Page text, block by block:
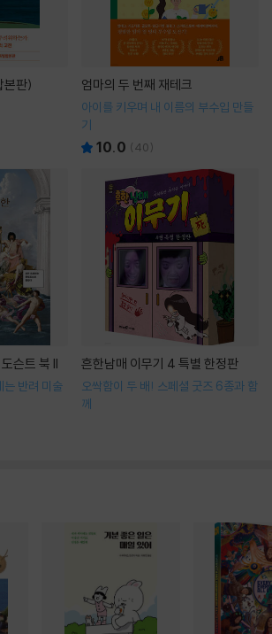
본판) 엄마의 두 번째 재테크
아이를 키우며 내 이름의 부수입 만들
기
10.0 (40)
슨트 북 II
는 반려 미술
흔한남매 이무기 4 특별 한정판
오싹함이 두 배! 스페셜 굿즈 6종과 함
께